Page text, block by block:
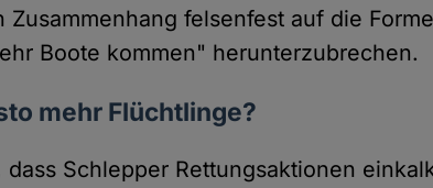
felsenfest auf die
Boote kommen" herunterzubrechen.
mehr Flüchtlinge?
Schlepper Rettungsaktionen